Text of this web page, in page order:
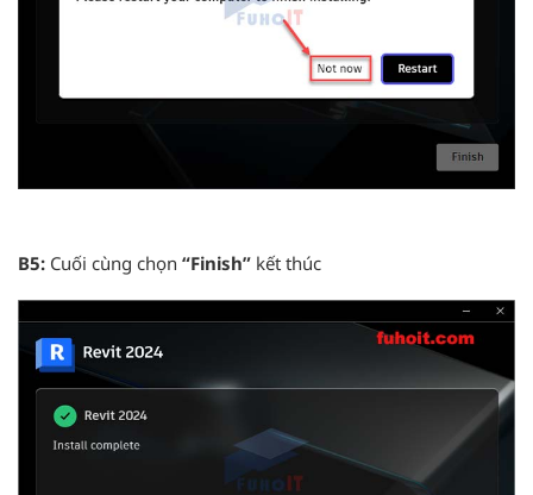
B5: Cuối cùng chọn “Finish” kết thúc